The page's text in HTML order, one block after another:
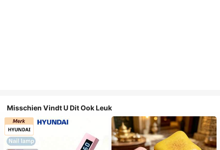
Misschien Vindt U Dit Ook Leuk